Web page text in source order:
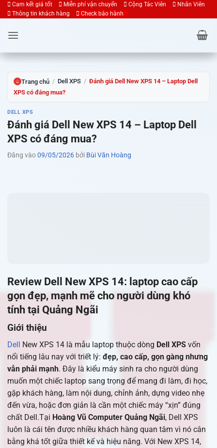
Bỏ
qua
nội
dung
Cam kết giá tốt Miễn phí vận chuyển Cộng Tác Viên
Nhân Viên
Thông tin khách hàng
Check bảo hành
⌂ Trang chủ / Dell XPS / Đánh giá Dell New XPS 14 – Laptop Dell
XPS có đáng mua?
DELL XPS
Đánh giá Dell New XPS 14 – Laptop Dell
XPS có đáng mua?
Đăng vào09/05/2026 bởi Bùi Văn Hoàng
Review Dell New XPS 14: laptop cao cấp
gọn đẹp, mạnh mẽ cho người dùng khó
tính tại Quảng Ngãi
Giới thiệu
Dell New XPS 14 là mẫu laptop thuộc dòng Dell XPS vốn
nổi tiếng lâu nay với triết lý: đẹp, cao cấp, gọn gàng nhưng
vẫn phải mạnh. Đây là kiểu máy sinh ra cho người dùng
muốn một chiếc laptop sang trọng để mang đi làm, đi học,
gặp khách hàng, làm nội dung, chỉnh ảnh, dựng video nhẹ
đến vừa, hoặc đơn giản là cần một chiếc máy “xịn” đúng
chất Dell.Tại Hoàng Vũ Computer Quảng Ngãi, Dell XPS
luôn là cái tên được nhiều khách hàng quan tâm vì nó cân
bằng khá tốt giữa thiết kế và hiệu năng. Với New XPS 14,